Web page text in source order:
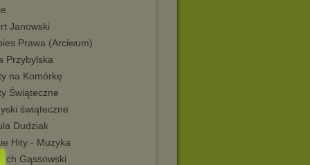
Janowski
Prawa (Arciwum)
Przybylska
na Komórkę
Świąteczne
świąteczne
Dudziak
Hity - Muzyka
Gąssowski